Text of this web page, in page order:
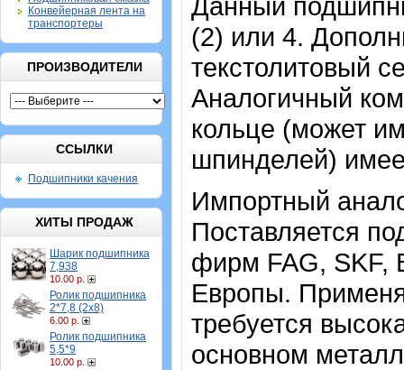
Конвейерная лента на
транспортеры
ПРОИЗВОДИТЕЛИ
ССЫЛКИ
Подшипники качения
ХИТЫ ПРОДАЖ
Шарик подшипника
7,938
10.00 р.
Ролик подшипника
2*7,8 (2х8)
6.00 р.
Ролик подшипника
5,5*9
10.00 р.
(2) или 4.
текстолитовый
Аналогичный
кольце (может
шпинделей)
Импортный
Поставляется
фирм FAG, SKF,
Европы.
требуется
основном